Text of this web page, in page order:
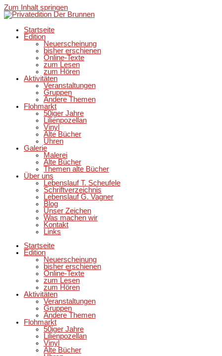
Zum Inhalt springen
Startseite
Edition
Neuerscheinung
bisher erschienen
Online-Texte
zum Lesen
zum Hören
Aktivitäten
Veranstaltungen
Gruppen
Andere Themen
Flohmarkt
50iger Jahre
Lilienpozellan
Vinyl
Alte Bücher
Uhren
Galerie
Malerei
Alte Bücher
Themen alte Bücher
Über uns
Lebenslauf T. Scheufele
Schriftverzeichnis
Lebenslauf G. Vagner
Blog
Unser Zeichen
Was machen wir
Kontakt
Links
Startseite
Edition
Neuerscheinung
bisher erschienen
Online-Texte
zum Lesen
zum Hören
Aktivitäten
Veranstaltungen
Gruppen
Andere Themen
Flohmarkt
50iger Jahre
Lilienpozellan
Vinyl
Alte Bücher